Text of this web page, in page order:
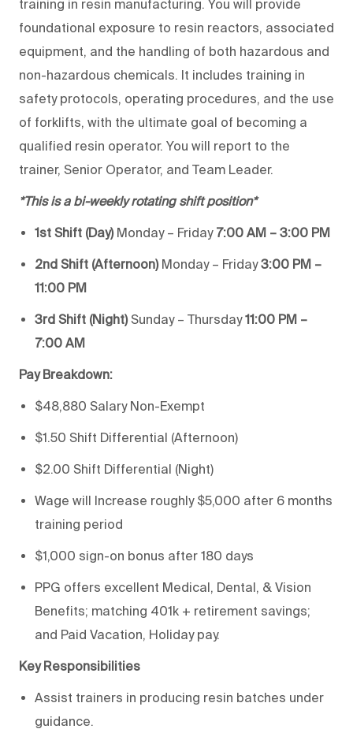
training in resin manufacturing. You will provide
foundational exposure to resin reactors, associated
equipment, and the handling of both hazardous and
non-hazardous chemicals. It includes training in
safety protocols, operating procedures, and the use
of forklifts, with the ultimate goal of becoming a
qualified resin operator. You will report to the
trainer, Senior Operator, and Team Leader.
*This is a bi-weekly rotating shift position*
1st Shift (Day)Monday – Friday 7:00 AM – 3:00 PM
2nd Shift (Afternoon)Monday – Friday3:00 PM –
11:00 PM
3rd Shift (Night)Sunday – Thursday11:00 PM –
7:00 AM
Pay Breakdown:
$48,880 Salary Non-Exempt
$1.50 Shift Differential (Afternoon)
$2.00 Shift Differential (Night)
Wage will Increase roughly $5,000 after 6 months
training period
$1,000 sign-on bonus after 180 days
PPG offers excellent Medical, Dental, & Vision
Benefits; matching 401k + retirement savings;
and Paid Vacation, Holiday pay.
Key Responsibilities
Assist trainers in producing resin batches under
guidance.